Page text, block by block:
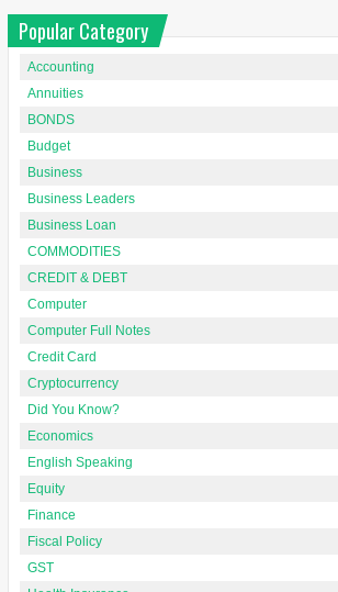
Popular Category
Accounting
Annuities
BONDS
Budget
Business
Business Leaders
Business Loan
COMMODITIES
CREDIT & DEBT
Computer
Computer Full Notes
Credit Card
Cryptocurrency
Did You Know?
Economics
English Speaking
Equity
Finance
Fiscal Policy
GST